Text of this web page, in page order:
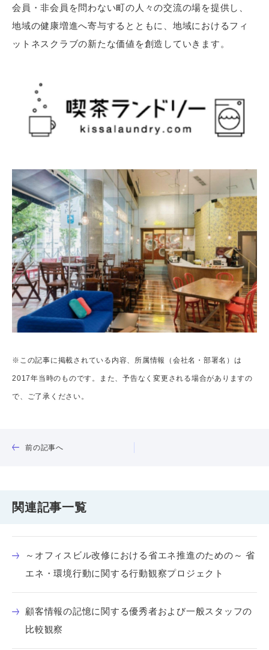
会員・非会員を問わない町の人々の交流の場を提供し、
地域の健康増進へ寄与するとともに、地域におけるフィ
ットネスクラブの新たな価値を創造していきます。
※この記事に掲載されている内容、所属情報（会社名・部署名）は
2017年当時のものです。また、予告なく変更される場合がありますの
で、ご了承ください。
前の記事へ
関連記事一覧
～オフィスビル改修における省エネ推進のための～ 省
エネ・環境行動に関する行動観察プロジェクト
顧客情報の記憶に関する優秀者および一般スタッフの
比較観察